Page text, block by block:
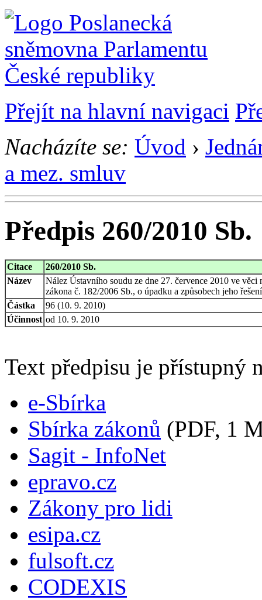
Přejít na hlavní navigaci
Nacházíte se: Úvod ›
a mez. smluv
Předpis 260/2010 Sb.
Citace
260/2010 Sb.
Název
Nález Ústavního soudu ze dne 27. července 2010 ve
zákona č. 182/2006 Sb., o úpadku a způsobech jeho
Částka
96 (10. 9. 2010)
Účinnost od 10. 9. 2010
Text předpisu je přístupný
e-Sbírka
Sbírka zákonů (PDF, 1
Sagit - InfoNet
epravo.cz
Zákony pro lidi
esipa.cz
fulsoft.cz
CODEXIS